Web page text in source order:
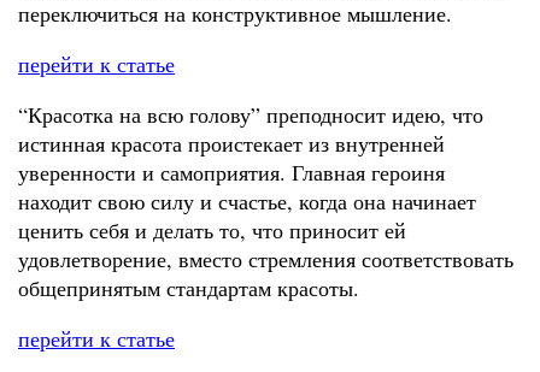
переключиться на конструктивное мышление.
перейти к статье
“Красотка на всю голову” преподносит идею, что
истинная красота проистекает из внутренней
уверенности и самоприятия. Главная героиня
находит свою силу и счастье, когда она начинает
ценить себя и делать то, что приносит ей
удовлетворение, вместо стремления соответствовать
общепринятым стандартам красоты.
перейти к статье